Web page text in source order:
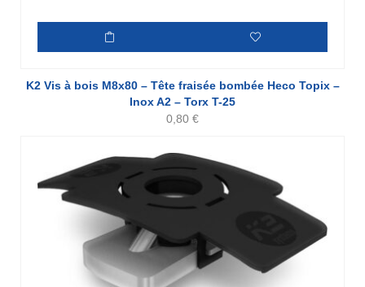
K2 Vis à bois M8x80 – Tête fraisée bombée Heco Topix –
Inox A2 – Torx T-25
0,80 €